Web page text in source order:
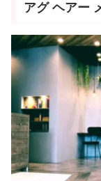
アグ ヘアー